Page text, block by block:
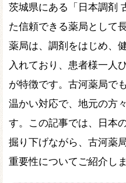
茨城県にある「日本調剤
た信頼できる薬局として
薬局は、調剤をはじめ、
入れており、患者様一人
が特徴です。古河薬局で
温かい対応で、地元の方
す。この記事では、日本
掘り下げながら、古河薬
重要性についてご紹介しま